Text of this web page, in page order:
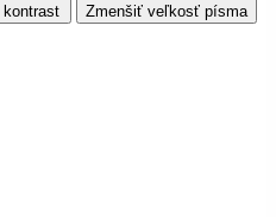
kontrast Zmenšiť veľkosť písma